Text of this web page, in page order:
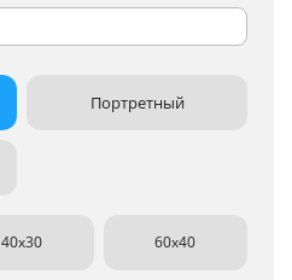
Портретный
40x30 60x40